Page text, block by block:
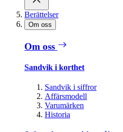
Berättelser
Om oss
Om oss
Sandvik i korthet
Sandvik i siffror
Affärsmodell
Varumärken
Historia